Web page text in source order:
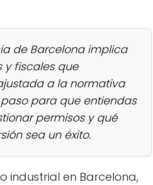
de Barcelona implica
y fiscales que
a la normativa
para que entiendas
permisos y qué
sea un éxito.
industrial en Barcelona,